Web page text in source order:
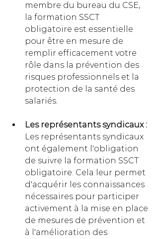
membre du bureau du CSE,
la formation SSCT
obligatoire est essentielle
pour être en mesure de
remplir efficacement votre
rôle dans la prévention des
risques professionnels et la
protection de la santé des
salariés.
Les représentants syndicaux :
Les représentants syndicaux
ont également l'obligation
de suivre la formation SSCT
obligatoire. Cela leur permet
d'acquérir les connaissances
nécessaires pour participer
activement à la mise en place
de mesures de prévention et
à l'amélioration des